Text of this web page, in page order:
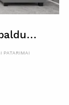
Ką svarbu žinoti renkantis baldus svetainei?
PATARIMAI